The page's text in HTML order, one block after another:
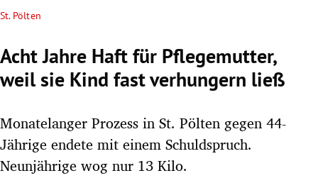
Untermenü
St. Pölten
Acht Jahre Haft für Pflegemutter,
weil sie Kind fast verhungern ließ
Monatelanger Prozess in St. Pölten gegen 44-
Jährige endete mit einem Schuldspruch.
Neunjährige wog nur 13 Kilo.